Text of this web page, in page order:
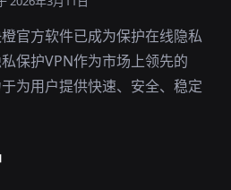
官方软件已成为保护在线隐私
保护VPN作为市场上领先的
为用户提供快速、安全、稳定